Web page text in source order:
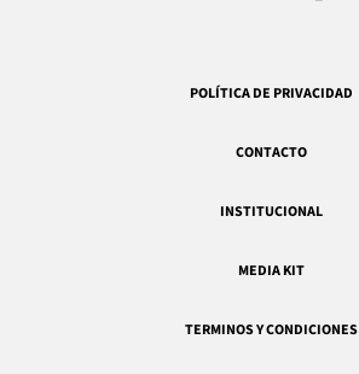
POLÍTICA DE PRIVACIDAD
CONTACTO
INSTITUCIONAL
MEDIA KIT
TERMINOS Y CONDICIONES